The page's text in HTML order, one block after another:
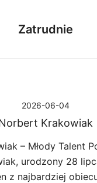
Zatrudnie
2026-06-04
Krakowiak
– Młody Talent
urodzony 28
z najbardziej